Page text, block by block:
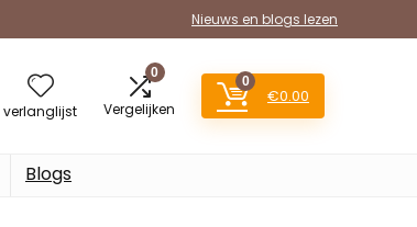
Nieuws en blogs lezen
verlanglijst
0
Vergelijken
0
€0.00
Blogs